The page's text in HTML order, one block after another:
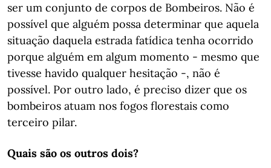
ser um conjunto de corpos de Bombeiros. Não é
possível que alguém possa determinar que aquela
situação daquela estrada fatídica tenha ocorrido
porque alguém em algum momento - mesmo que
tivesse havido qualquer hesitação -, não é
possível. Por outro lado, é preciso dizer que os
bombeiros atuam nos fogos florestais como
terceiro pilar.
Quais são os outros dois?